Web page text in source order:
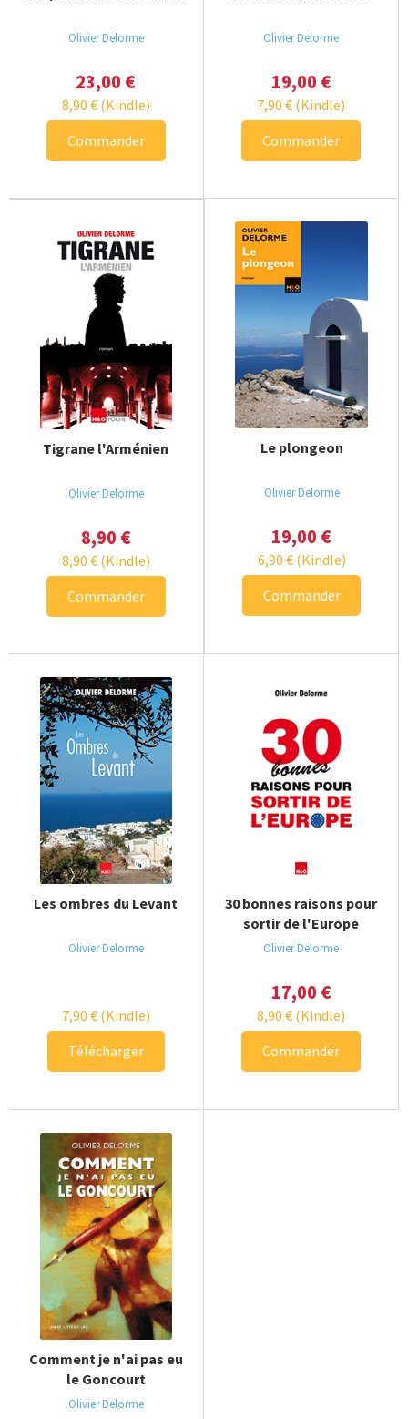
Olivier Delorme
23,00 €
8,90 €(Kindle)
Commander
Olivier Delorme
19,00 €
7,90€ (Kindle)
Commander
Tigrane l'Arménien
Olivier Delorme
8,90 €
8,90 €(Kindle)
Commander
Le plongeon
Olivier Delorme
19,00 €
6,90 €(Kindle)
Commander
Les ombres du Levant
Olivier Delorme
7,90 €(Kindle)
Télécharger
30 bonnes raisons pour
sortir de l'Europe
Olivier Delorme
17,00 €
8,90€ (Kindle)
Commander
Comment je n'ai pas eu
le Goncourt
Olivier Delorme